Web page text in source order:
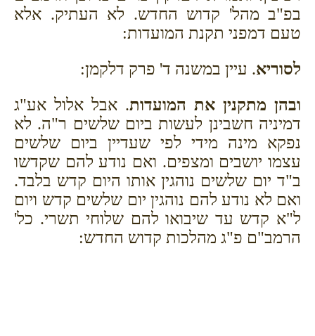
בפ"ב מהל' קדוש החדש. לא העתיק. אלא
טעם דמפני תקנת המועדות:
לסוריא. עיין במשנה ד' פרק דלקמן:
ובהן מתקנין את המועדות. אבל אלול אע"ג
דמיניה חשבינן לעשות ביום שלשים ר"ה. לא
נפקא מינה מידי לפי שעדיין ביום שלשים
עצמו יושבים ומצפים. ואם נודע להם שקדשו
ב"ד יום שלשים נוהגין אותו היום קדש בלבד.
ואם לא נודע להם נוהגין יום שלשים קדש ויום
ל"א קדש עד שיבואו להם שלוחי תשרי. כל'
הרמב"ם פ"ג מהלכות קדוש החדש: